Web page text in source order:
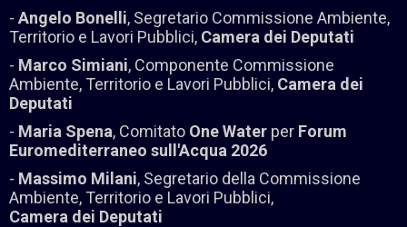
- Angelo Bonelli, Segretario Commissione Ambiente,
Territorio e Lavori Pubblici, Camera dei Deputati
- Marco Simiani, Componente Commissione
Ambiente, Territorio e Lavori Pubblici, Camera dei
Deputati
- Maria Spena, Comitato One Water per Forum
Euromediterraneo sull'Acqua 2026
- Massimo Milani, Segretario della Commissione
Ambiente, Territorio e Lavori Pubblici,
Camera dei Deputati